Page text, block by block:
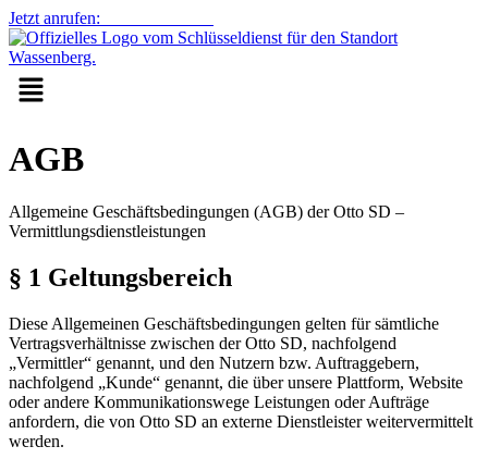
Jetzt anrufen:
Menü
AGB
Allgemeine Geschäftsbedingungen (AGB) der Otto SD –
Vermittlungsdienstleistungen
§ 1 Geltungsbereich
Diese Allgemeinen Geschäftsbedingungen gelten für sämtliche
Vertragsverhältnisse zwischen der Otto SD, nachfolgend
„Vermittler“ genannt, und den Nutzern bzw. Auftraggebern,
nachfolgend „Kunde“ genannt, die über unsere Plattform, Website
oder andere Kommunikationswege Leistungen oder Aufträge
anfordern, die von Otto SD an externe Dienstleister weitervermittelt
werden.